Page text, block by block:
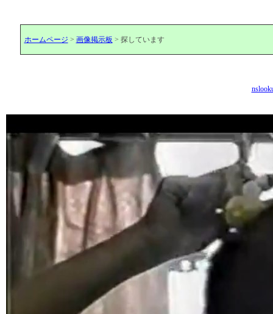
ホームページ > 画像掲示板 > 探しています